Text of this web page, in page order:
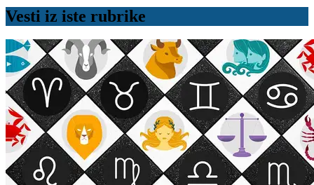
Vesti iz iste rubrike